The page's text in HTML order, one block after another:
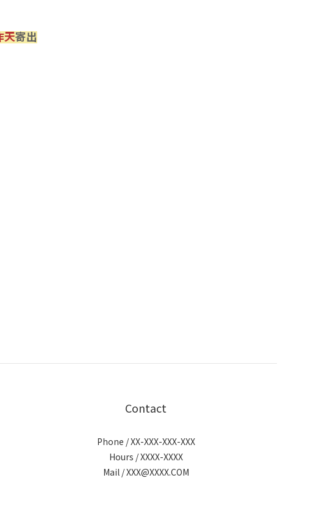
天寄出
Contact
Phone / XX-XXX-XXX-XXX
Hours / XXXX-XXXX
Mail / XXX@XXXX.COM